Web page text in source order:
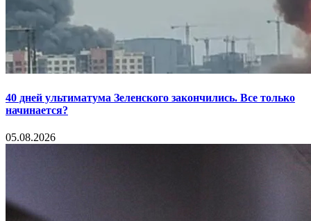
40 дней ультиматума Зеленского закончились. Все только
начинается?
05.08.2026